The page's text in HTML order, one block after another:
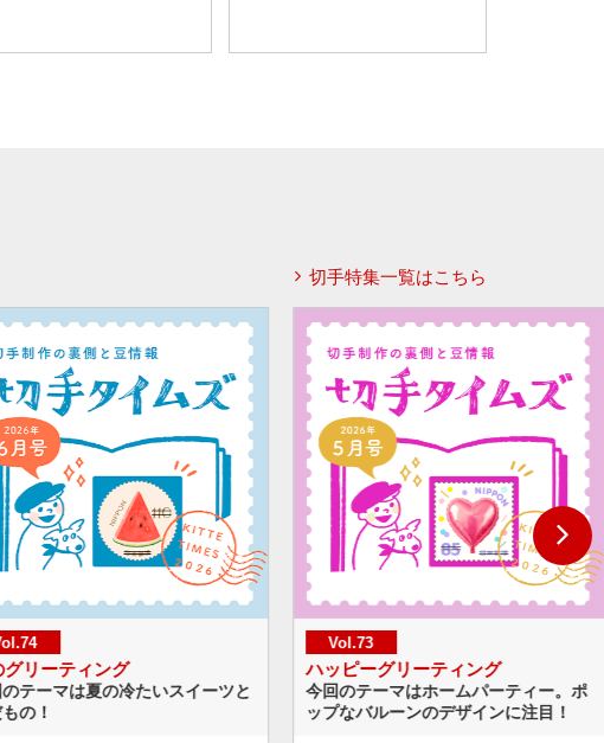
切手特集一覧はこちら
Vol.73
ハッピーグリーティング
今回のテーマはホームパーティー。ポ
ップなバルーンのデザインに注目！
Vol.72
世界獣医師会大会2026（東京大
たくさんの動物が描かれたデザイ
題材選びや作画の工夫をご紹介！